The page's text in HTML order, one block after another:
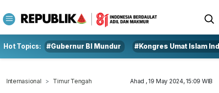
Hot Topics: #Gubernur BI Mundur #Kongres Umat Islam
Internasional Timur Tengah Ahad , 19 May 2024, 15:09 WIB